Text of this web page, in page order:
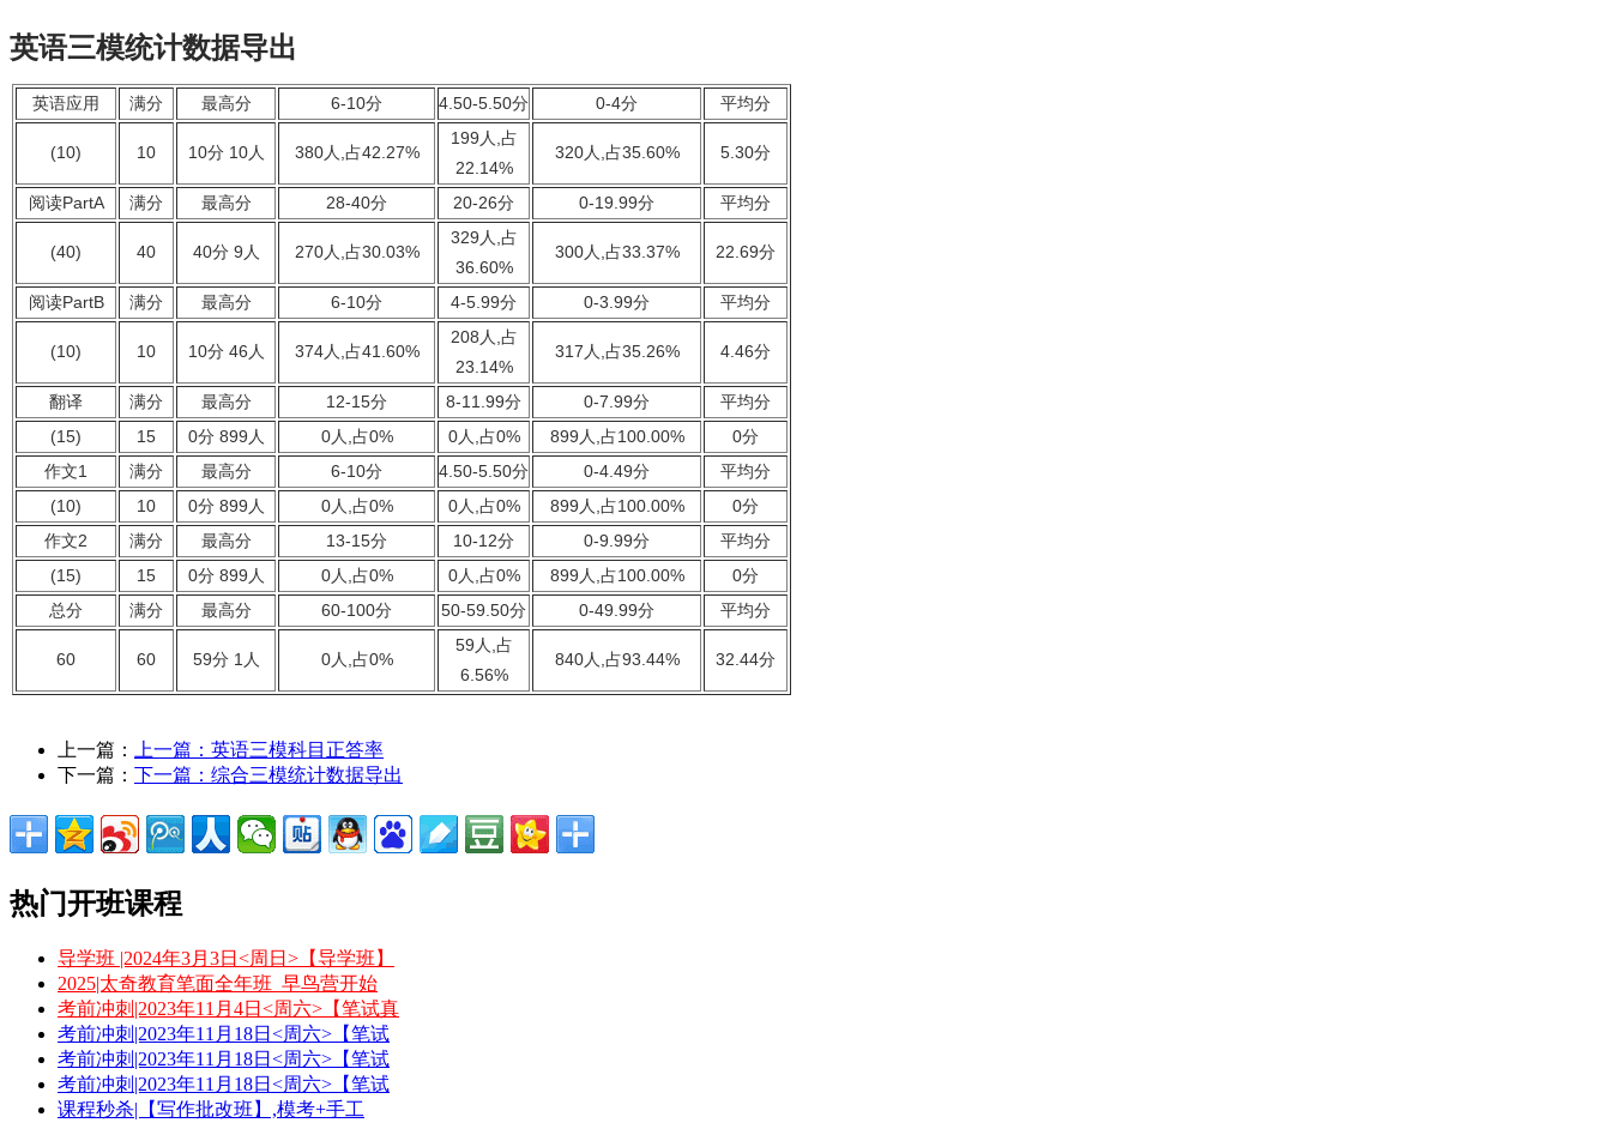
英语三模统计数据导出
英语应用 满分 最高分 6-10分 4.50-5.50分 0-4分 平均分
(10) 10 10分 10人 380人,占42.27%
199人,占
22.14%
320人,占35.60% 5.30分
阅读PartA 满分 最高分 28-40分 20-26分 0-19.99分 平均分
(40) 40 40分 9人 270人,占30.03%
329人,占
36.60%
300人,占33.37% 22.69分
阅读PartB 满分 最高分 6-10分 4-5.99分 0-3.99分 平均分
(10) 10 10分 46人 374人,占41.60%
208人,占
23.14%
317人,占35.26% 4.46分
翻译 满分 最高分 12-15分 8-11.99分 0-7.99分
平均分
(15)
15 0分 899人 0人,占0% 0人,占0% 899人,占100.00%
0分
作文1
满分 最高分 6-10分 4.50-5.50分 0-4.49分
平均分
(10)
10 0分 899人 0人,占0% 0人,占0% 899人,占100.00%
0分
作文2
满分 最高分 13-15分 10-12分 0-9.99分
平均分
(15)
15 0分 899人 0人,占0% 0人,占0% 899人,占100.00%
0分
总分
满分 最高分 60-100分 50-59.50分 0-49.99分 平均分
60 60 59分 1人 0人,占0%
59人,占
6.56%
840人,占93.44% 32.44分
上一篇： 上一篇： 英语三模科目正答率
下一篇： 下一篇： 综合三模统计数据导出
热门开班课程
导学班 |2024年3月3日<周日>【导学班】
2025|太奇教育笔面全年班_早鸟营开始
考前冲刺|2023年11月4日<周六>【笔试真
考前冲刺|2023年11月18日<周六>【笔试
考前冲刺|2023年11月18日<周六>【笔试
考前冲刺|2023年11月18日<周六>【笔试
课程秒杀|【写作批改班】,模考+手工